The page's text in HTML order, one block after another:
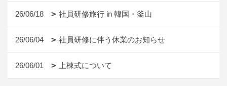
26/06/18 社員研修旅行 in 韓国・釜山
26/06/04 社員研修に伴う休業のお知らせ
26/06/01 上棟式について